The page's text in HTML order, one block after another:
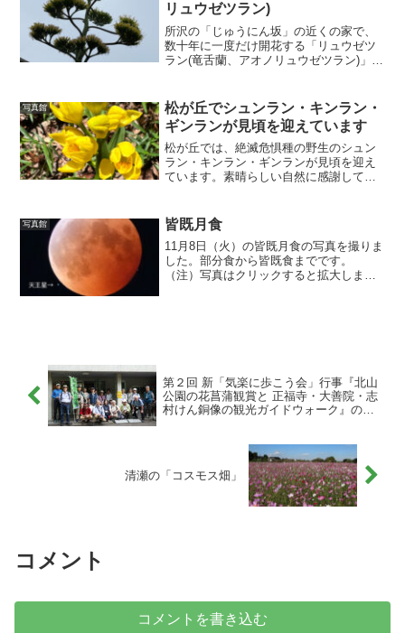
リュウゼツラン)
所沢の「じゅうにん坂」の近くの家で、
数十年に一度だけ開花する「リュウゼツ
ラン(竜舌蘭、アオノリュウゼツラン)」が
写真館
松が丘でシュンラン・キンラン・
ギンランが見頃を迎えています
松が丘では、絶滅危惧種の野生のシュン
ラン・キンラン・ギンランが見頃を迎え
ています。素晴らしい自然に感謝してい
写真館 皆既月食
11月8日（火）の皆既月食の写真を撮りま
した。部分食から皆既食までです。
（注）写真はクリックすると拡大しま
第２回 新「気楽に歩こう会」行事『北山
公園の花菖蒲観賞と 正福寺・大善院・志
村けん銅像の観光ガイドウォーク』の実
清瀬の「コスモス畑」
コメント
コメントを書き込む